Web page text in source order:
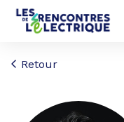
Retour